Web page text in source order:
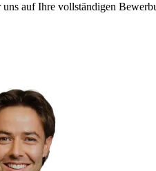
auf Ihre vollständigen